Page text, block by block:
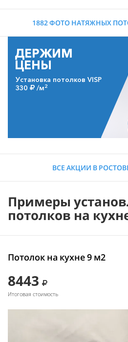
1882 ФОТО НАТЯЖНЫХ
ДЕРЖИМ
ЦЕНЫ
Установка потолков VISP
330
/м2
ВСЕ АКЦИИ В
Примеры
потолков на
Потолок на кухне 9 м2
8443
Итоговая стоимость